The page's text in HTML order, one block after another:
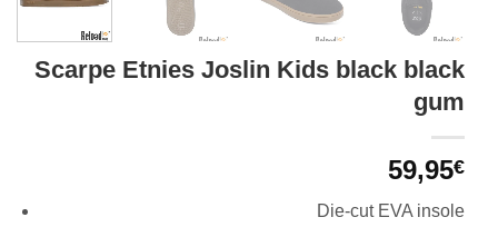
Scarpe Etnies Joslin Kids black black
gum
59,95€
Die-cut EVA insole